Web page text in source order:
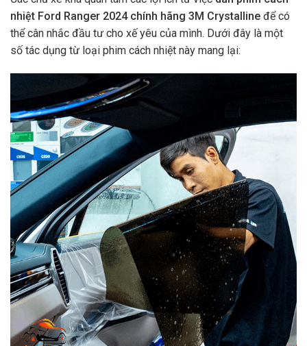
nhiệt Ford Ranger 2024 chính hãng 3M Crystalline để có
thể cân nhắc đầu tư cho xế yêu của mình. Dưới đây là một
số tác dụng từ loại phim cách nhiệt này mang lại: